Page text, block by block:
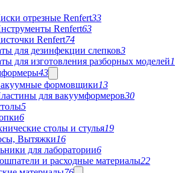
отрезные Renfert33
Renfert63
Renfert74
для дезинфекции слепков3
для изготовления разборных моделей1
43
формовщики13
для вакуумформеров30
5
6
столы и стулья19
Вытяжки16
для лаборатории6
и расходные материалы22